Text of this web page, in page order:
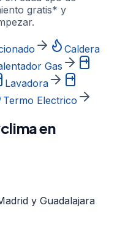
gratis* y
Caldera
Gas
Lavadora
Termo Electrico
en
y Guadalajara